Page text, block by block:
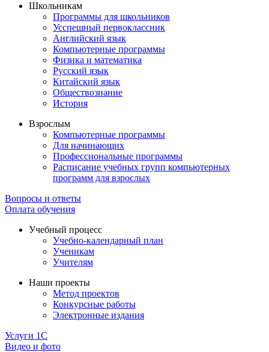
Школьникам
Программы для школьников
Усспешный первоклассник
Английский язык
Компьютерные программы
Физика и математика
Русский язык
Китайский язык
Обществознание
История
Взрослым
Компьютерные программы
Для начинающих
Профессиональные программы
Расписание учебных групп компьютерных
программ для взрослых
Вопросы и ответы
Оплата обучения
Учебный процесс
Учебно-календарный план
Ученикам
Учителям
Наши проекты
Метод проектов
Конкурсные работы
Электронные издания
Услуги 1C
Видео и фото